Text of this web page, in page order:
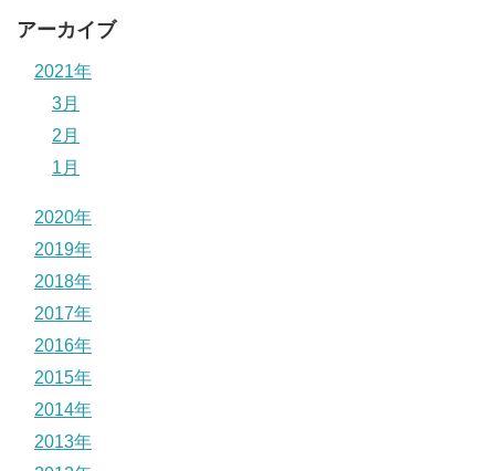
アーカイブ
2021年
3月
2月
1月
2020年
2019年
2018年
2017年
2016年
2015年
2014年
2013年